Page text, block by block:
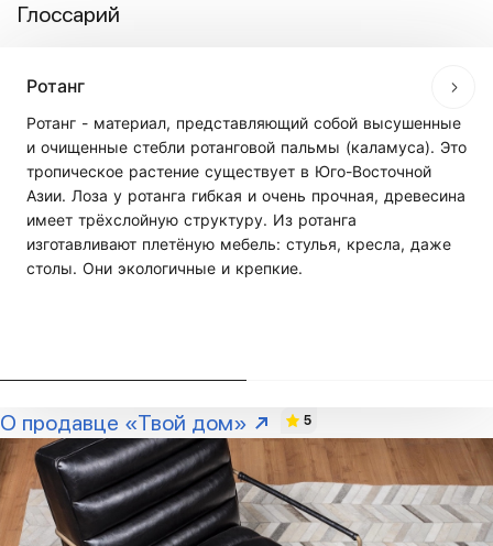
Глоссарий
Ротанг
Ротанг - материал, представляющий собой высушенные
и очищенные стебли ротанговой пальмы (каламуса). Это
тропическое растение существует в Юго-Восточной
Азии. Лоза у ротанга гибкая и очень прочная, древесина
имеет трёхслойную структуру. Из ротанга
изготавливают плетёную мебель: стулья, кресла, даже
столы. Они экологичные и крепкие.
О продавце «Твой дом» 5